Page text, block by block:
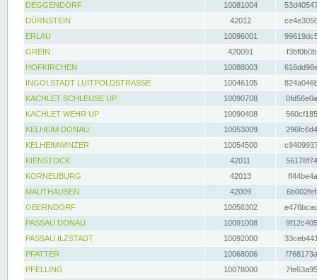
DEGGENDORF
10081004
DÜRNSTEIN
42012
ERLAU
10096001
GREIN
420091
HOFKIRCHEN
10088003
INGOLSTADT LUITPOLDSTRASSE
10046105
KACHLET SCHLEUSE UP
10090708
KACHLET WEHR UP
10090408
KELHEIM DONAU
10053009
KELHEIMWINZER
10054500
KIENSTOCK
42011
KORNEUBURG
42013
MAUTHAUSEN
42009
OBERNDORF
10056302
PASSAU DONAU
10091008
PASSAU ILZSTADT
10092000
PFATTER
10068006
PFELLING
10078000